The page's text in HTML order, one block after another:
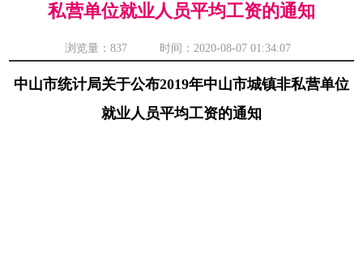
私营单位就业人员平均工资的通知
浏览量： 837 时间：2020-08-07 01:34:07
中山市统计局关于公布2019年中山市城镇非私营单位
就业人员平均工资的通知